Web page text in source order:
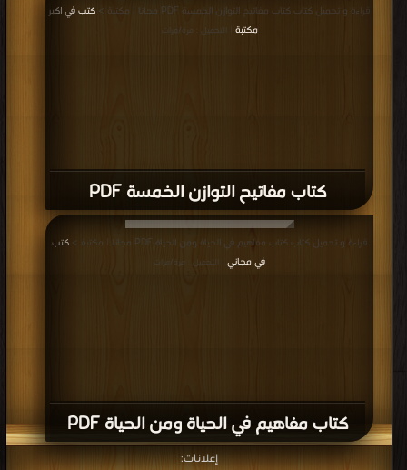
كتاب مفاتيح التوازن الخمسة PDF
قراءة و تحميل كتاب كتاب مفاتيح التوازن الخمسة PDF مجانا | مكتبة >
كتب في اكبر
مكتبة
| التحميل : مرة/مرات
كتاب مفاهيم في الحياة ومن الحياة PDF
قراءة و تحميل كتاب كتاب مفاهيم في الحياة ومن الحياة PDF مجانا | مكتبة >
كتب
في مجاني | التحميل : مرة/مرات
إعلانات: